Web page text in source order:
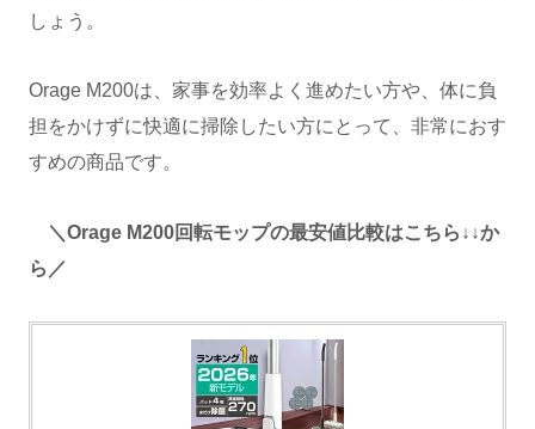
しょう。
Orage M200は、家事を効率よく進めたい方や、体に負
担をかけずに快適に掃除したい方にとって、非常におす
すめの商品です。
＼Orage M200回転モップの最安値比較はこちら↓↓か
ら／